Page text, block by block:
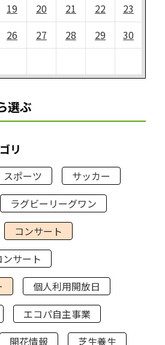
19 20 21 22
23
26 27 28 29
30
選ぶ
リ
スポーツ
サッカー
ラグビーリーグワン
コンサート
サート
個人利用開放日
エコパ自主事業
開花情報 芝生養生